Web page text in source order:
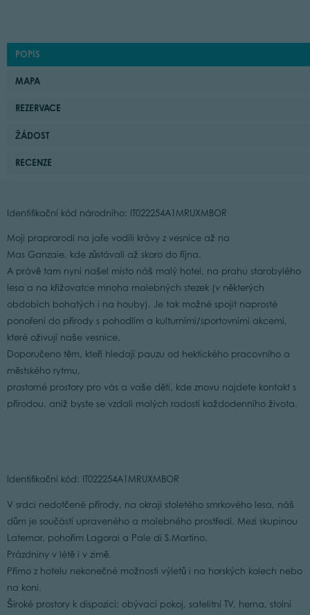
POPIS
MAPA
REZERVACE
ŽÁDOST
RECENZE
Identifikační kód národního: IT022254A1MRUXMBOR
Moji praprarodi na jaře vodili krávy z vesnice až na
Mas Ganzaie, kde zůstávali až skoro do října.
A právě tam nyní našel místo náš malý hotel, na prahu starobylého
lesa a na křižovatce mnoha malebných stezek (v některých
obdobích bohatých i na houby). Je tak možné spojit naprosté
ponoření do přírody s pohodlím a kulturními/sportovními akcemi,
které oživují naše vesnice.
Doporučeno těm, kteří hledají pauzu od hektického pracovního a
městského rytmu,
prostorné prostory pro vás a vaše děti, kde znovu najdete kontakt s
přírodou, aniž byste se vzdali malých radostí každodenního života.
Identifikační kód: IT022254A1MRUXMBOR
V srdci nedotčené přírody, na okraji stoletého smrkového lesa, náš
dům je součástí upraveného a malebného prostředí. Mezi skupinou
Latemar, pohořím Lagorai a Pale di S.Martino.
Prázdniny v létě i v zimě.
Přímo z hotelu nekonečné možnosti výletů i na horských kolech nebo
na koni.
Široké prostory k dispozici: obývací pokoj, satelitní TV, herna, stolní